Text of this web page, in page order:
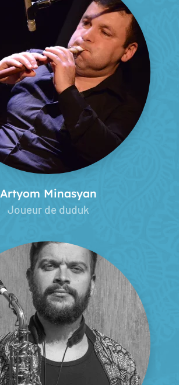
Artyom Minasyan
Joueur de duduk